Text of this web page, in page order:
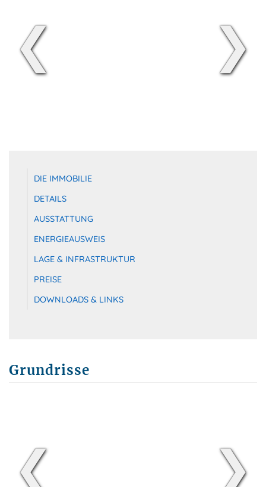
❮ ❯
DIE IMMOBILIE
DETAILS
AUSSTATTUNG
ENERGIEAUSWEIS
LAGE & INFRASTRUKTUR
PREISE
DOWNLOADS & LINKS
Grundrisse
❮ ❯